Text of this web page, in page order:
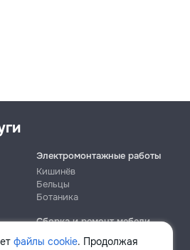
файлы cookie. Продолжая
Электромонтажные работы
Кишинёв
Бельцы
Ботаника
Сборка и ремонт мебели
Кишинёв